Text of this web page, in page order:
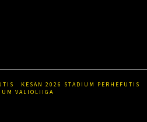
KESÄN 2026 STADIUM PERHEFUTIS
VALIOLIIGA